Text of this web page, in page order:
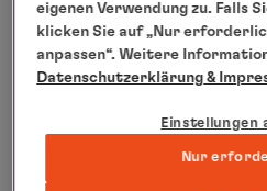
www.hl-cruises.de/presse-
www.hl-cruises.de/
Cruises Blog unter
Pressekontakt:Negar
eigenen Verwendung zu. Falls
klicken Sie auf „Nur
anpassen“. Weitere
Datenschutzerklärung &
Einstellungen
Nur